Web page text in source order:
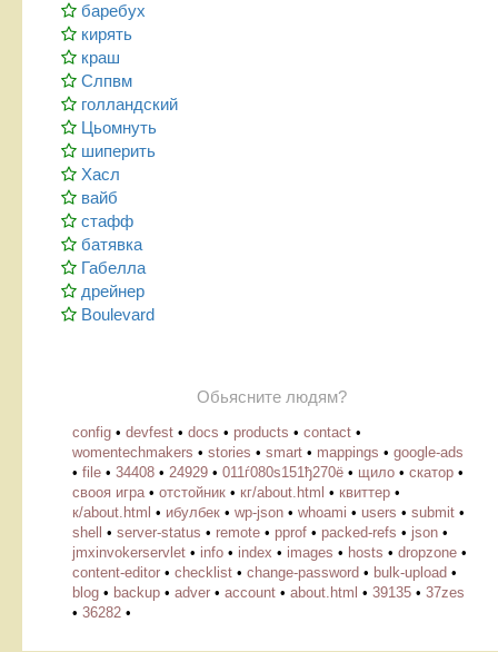
баребух
кирять
краш
Слпвм
голландский
Цьомнуть
шиперить
Хасл
вайб
стафф
батявка
Габелла
дрейнер
Boulevard
Обьясните людям?
config • devfest • docs • products • contact •
womentechmakers • stories • smart • mappings • google-ads
• file • 34408 • 24929 • 011ѓ080ѕ151ђ270ё • щило • скатор •
свооя игра• отстойник • кг/about.html • квиттер •
к/about.html • ибулбек • wp-json • whoami • users • submit •
shell
• server-status • remote • pprof • packed-refs • json •
jmxinvokerservlet • info • index • images • hosts • dropzone •
content-editor • checklist • change-password • bulk-upload •
blog • backup • adver • account • about.html • 39135 • 37zes
• 36282 •